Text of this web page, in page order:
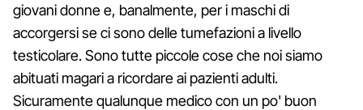
giovani donne e, banalmente, per i maschi di
accorgersi se ci sono delle tumefazioni a livello
testicolare. Sono tutte piccole cose che noi siamo
abituati magari a ricordare ai pazienti adulti.
Sicuramente qualunque medico con un po' buon